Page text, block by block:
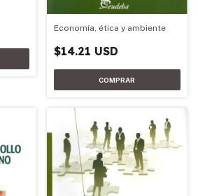
Economía, ética y ambiente
$14.21 USD